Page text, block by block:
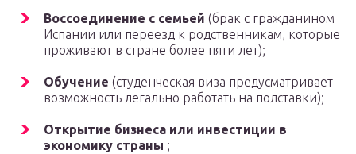
Воссоединение с семьей (брак с гражданином
Испании или переезд к родственникам, которые
проживают в стране более пяти лет);
Обучение (студенческая виза предусматривает
возможность легально работать на полставки);
Открытие бизнеса или инвестиции в
экономику страны ;